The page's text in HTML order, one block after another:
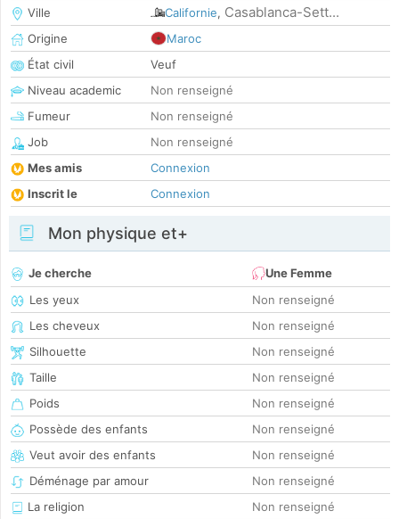
Ville
Californie, Casablanca-Sett...
Origine
Maroc
État civil
Veuf
Niveau academic
Non renseigné
Fumeur
Non renseigné
Job
Non renseigné
Mes amis
Connexion
Inscrit le
Connexion
Mon physique et+
Je cherche
Une Femme
Les yeux
Non renseigné
Les cheveux
Non renseigné
Silhouette
Non renseigné
Taille
Non renseigné
Poids
Non renseigné
Possède des enfants
Non renseigné
Veut avoir des enfants
Non renseigné
Déménage par amour
Non renseigné
La religion
Non renseigné